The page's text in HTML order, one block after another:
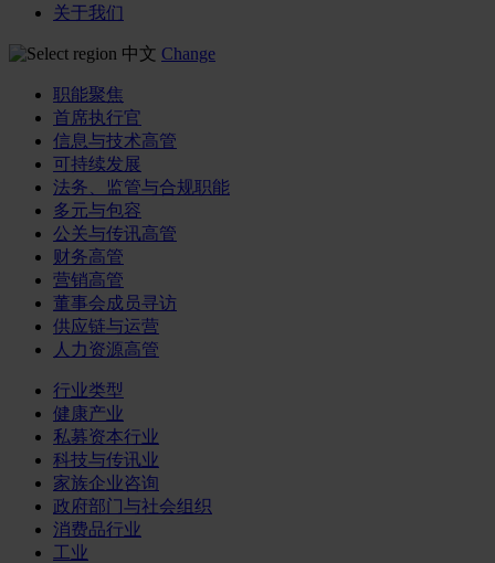
关于我们
中文 Change
职能聚焦
首席执行官
信息与技术高管
可持续发展
法务、监管与合规职能
多元与包容
公关与传讯高管
财务高管
营销高管
董事会成员寻访
供应链与运营
人力资源高管
行业类型
健康产业
私募资本行业
科技与传讯业
家族企业咨询
政府部门与社会组织
消费品行业
工业